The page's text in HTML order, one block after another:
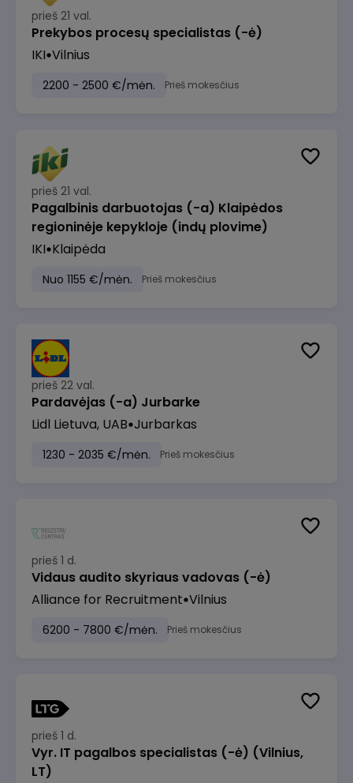
prieš 21 val.
Prekybos procesų specialistas (-ė)
IKI Vilnius
2200 - 2500 €/mėn. Prieš mokesčius
prieš 21 val.
Pagalbinis darbuotojas (-a) Klaipėdos
regioninėje kepykloje (indų plovime)
IKI Klaipėda
Nuo 1155 €/mėn. Prieš mokesčius
prieš 22 val.
Pardavėjas (-a) Jurbarke
Lidl Lietuva, UAB Jurbarkas
1230 - 2035 €/mėn. Prieš mokesčius
prieš 1 d.
Vidaus audito skyriaus vadovas (-ė)
Alliance for Recruitment Vilnius
6200 - 7800 €/mėn. Prieš mokesčius
prieš 1 d.
Vyr. IT pagalbos specialistas (-ė) (Vilnius,
LT)